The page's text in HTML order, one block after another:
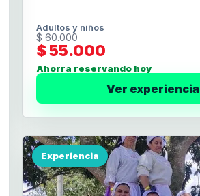
Adultos y niños
$ 60.000
$ 55.000
Ahorra reservando hoy
Ver experiencia
Experiencia